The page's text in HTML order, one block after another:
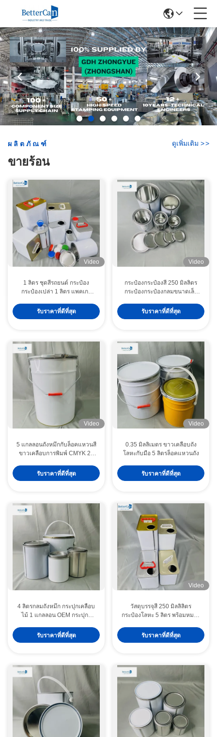
ผลิตภัณฑ์
ขายร้อน
ดูเพิ่มเติม >>
Video
1 ลิตร ชุดสีรถยนต์ กระป๋อง
กระป๋องเปล่า 1 ลิตร แพคเกจ
รับราคาที่ดีที่สุด
Video
กระป๋องกระป๋องสี 250 มิลลิตร
กระป๋องกระป๋องกลมขนาดเล็ก
รับราคาที่ดีที่สุด
Video
5 แกลลอนถังหมึกกับล็อคแหวนสี
ขาวเคลือบการพิมพ์ CMYK 20
รับราคาที่ดีที่สุด
Video
0.35 มิลลิเมตร ขาวเคลือบถัง
โลหะกับมือ 5 ลิตรล็อคแหวนถัง
รับราคาที่ดีที่สุด
4 ลิตรกลมถังหมึก กระปุกเคลือบ
ไม้ 1 แกลลอน OEM กระปุกสี
รับราคาที่ดีที่สุด
Video
วัสดุบรรจุสี 250 มิลลิลิตร
กระป๋องโลหะ 5 ลิตร พร้อมหมวก
รับราคาที่ดีที่สุด